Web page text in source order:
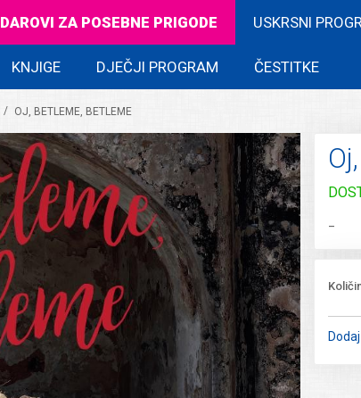
DAROVI ZA POSEBNE PRIGODE USKRSNI
KNJIGE DJEČJI PROGRAM ČESTITKE
/ OJ, BETLEME, BETLEME